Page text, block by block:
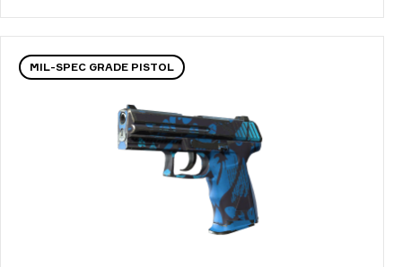
MIL-SPEC GRADE PISTOL